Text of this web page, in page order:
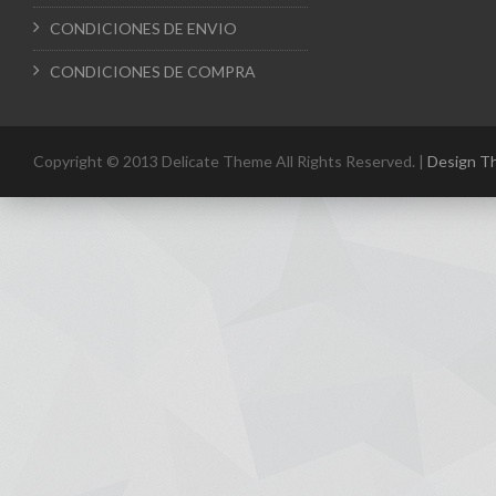
CONDICIONES DE ENVIO
CONDICIONES DE COMPRA
Copyright © 2013 Delicate Theme All Rights Reserved. | Design